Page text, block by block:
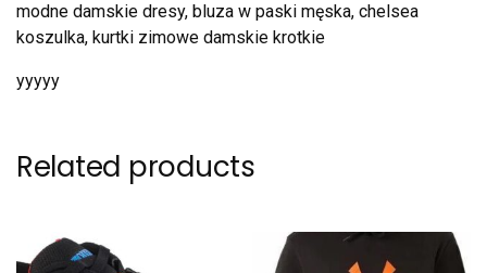
modne damskie dresy, bluza w paski męska, chelsea
koszulka, kurtki zimowe damskie krotkie
yyyyy
Related products